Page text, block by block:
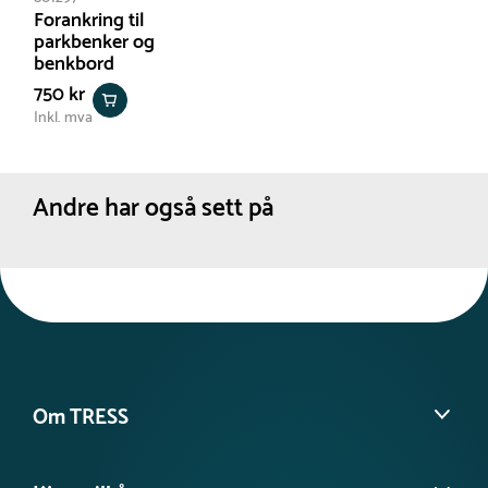
Forankring til
parkbenker og
benkbord
750 kr
Inkl. mva
Andre har også sett på
Om TRESS